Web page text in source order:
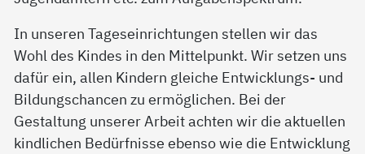
In unseren Tageseinrichtungen stellen wir das
Wohl des Kindes in den Mittelpunkt. Wir setzen uns
dafür ein, allen Kindern gleiche Entwicklungs- und
Bildungschancen zu ermöglichen. Bei der
Gestaltung unserer Arbeit achten wir die aktuellen
kindlichen Bedürfnisse ebenso wie die Entwicklung